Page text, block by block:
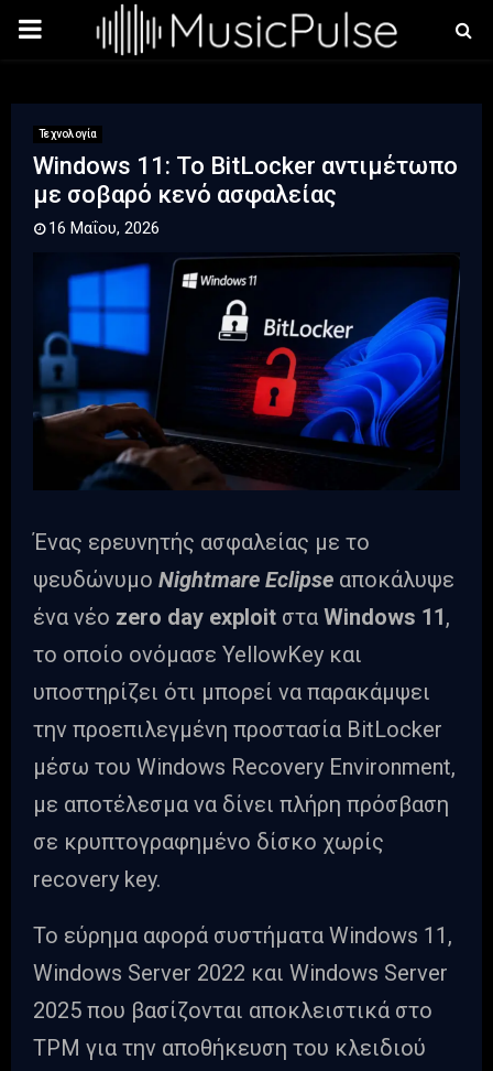
PRIMARY
Τεχνολογία
Windows 11: Το BitLocker αντιμέτωπο
με σοβαρό κενό ασφαλείας
16 Μαΐου, 2026
Ένας ερευνητής ασφαλείας με το
ψευδώνυμο Nightmare Eclipse αποκάλυψε
ένα νέο zero day exploit στα Windows 11,
το οποίο ονόμασε YellowKey και
υποστηρίζει ότι μπορεί να παρακάμψει
την προεπιλεγμένη προστασία BitLocker
μέσω του Windows Recovery Environment,
με αποτέλεσμα να δίνει πλήρη πρόσβαση
σε κρυπτογραφημένο δίσκο χωρίς
recovery key.
Το εύρημα αφορά συστήματα Windows 11,
Windows Server 2022 και Windows Server
2025 που βασίζονται αποκλειστικά στο
TPM για την αποθήκευση του κλειδιού